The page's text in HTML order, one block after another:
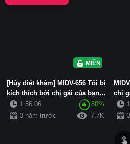
MIỄN PHÍ
[Hủy diệt khảm] MIDV-656 Tôi bị
kích thích bởi chị gái của bạn
gái, người đã quyến...
1:56:06
80%
3 năm trước
7.7K
chị